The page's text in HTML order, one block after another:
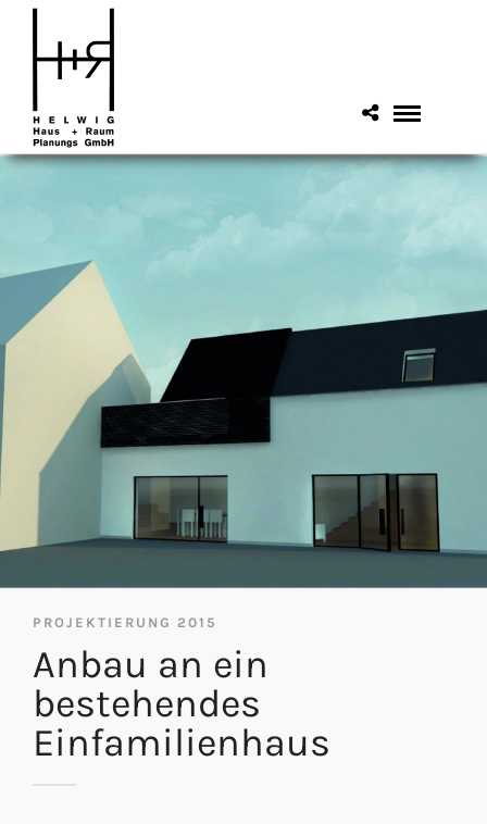
PROJEKTIERUNG 2015
Anbau an ein
bestehendes
Einfamilienhaus